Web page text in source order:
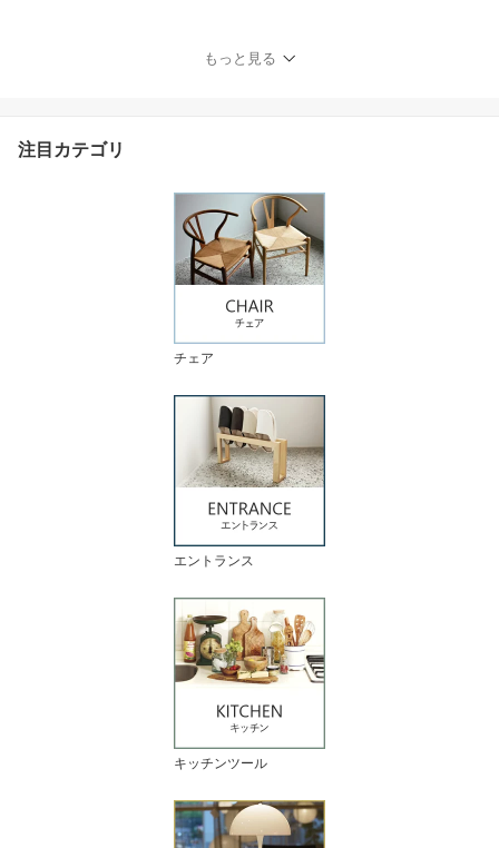
ロアークッション 子ども
部屋 オットマンニュート
もっと見る
注目カテゴリ
チェア
エントランス
キッチンツール